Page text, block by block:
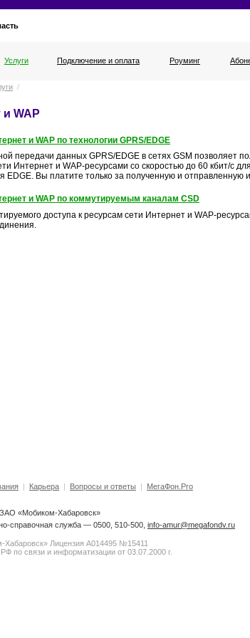
Услуги Подключение и оплата Роуминг
/
и WAP
и WAP по технологии GPRS/EDGE
передачи данных GPRS/EDGE в сетях GSM позволяет
Интернет и WAP-ресурсами со скоростью до 60 кбит/с
EDGE. Вы платите только за полученную и
и WAP по коммутируемым каналам CSD
доступа к ресурсам сети Интернет и WAP-
| Карьера| Вопросы и ответы | МегаФон.Pro
«Мобиком-Хабаровск»
справочная служба — 0500, 510-500, info-amur@megafondv.ru
Лицензия А014495 №15411
по связи и информатизации от 03.07.2000 г.